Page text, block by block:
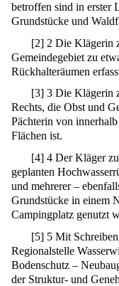
betroffen sind in erster
Grundstücke und
[2] 2 Die Klägerin
Gemeindegebiet zu
Rückhalteräumen
[3] 3 Die Klägerin
Rechts, die Obst und
Pächterin von
Flächen ist.
[4] 4 Der Kläger
geplanten
und mehrerer –
Grundstücke in einem
Campingplatz genutzt
[5] 5 Mit
Regionalstelle
Bodenschutz –
der Struktur- und